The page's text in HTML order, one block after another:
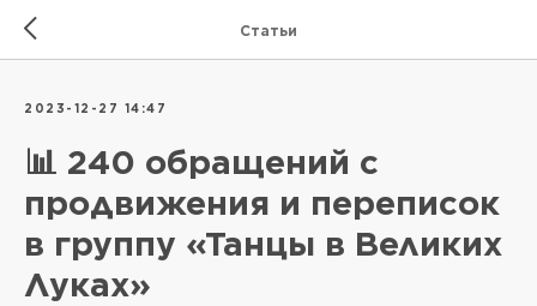
Статьи
2023-12-27 14:47
📊 240 обращений с
продвижения и переписок
в группу «Танцы в Великих
Луках»